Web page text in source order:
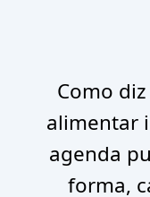
Como
alimentar
agenda
forma,